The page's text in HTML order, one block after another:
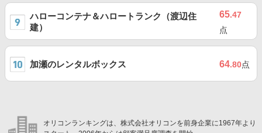
ハローコンテナ＆ハロートランク（渡辺住
建）
65.47
点
加瀬のレンタルボックス 64.80点
オリコンランキングは、株式会社オリコンを前身企業に1967年より